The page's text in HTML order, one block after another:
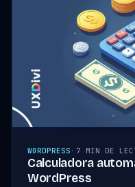
WORDPRESS · 7 MIN DE
Calculadora
WordPress